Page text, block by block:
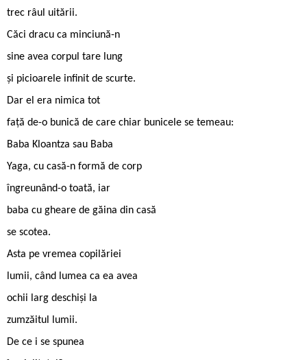
trec râul uitării.
Căci dracu ca minciună-n
sine avea corpul tare lung
și picioarele infinit de scurte.
Dar el era nimica tot
față de-o bunică de care chiar bunicele se temeau:
Baba Kloantza sau Baba
Yaga, cu casă-n formă de corp
îngreunând-o toată, iar
baba cu gheare de găina din casă
se scotea.
Asta pe vremea copilăriei
lumii, când lumea ca ea avea
ochii larg deschiși la
zumzăitul lumii.
De ce i se spunea